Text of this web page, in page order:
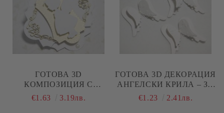
ГОТОВА 3D
КОМПОЗИЦИЯ С
АНГЕЛЧЕ ЗА БЕБЕ
€1.63 3.19лв.
ГОТОВА 3D ДЕКОРАЦИЯ
АНГЕЛСКИ КРИЛА – ЗА
КРЪЩЕНЕ, КАРТИЧКИ И
€1.23 2.41лв.